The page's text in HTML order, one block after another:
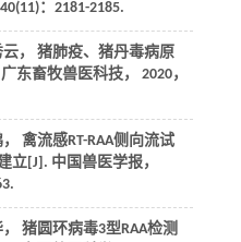
40(11)：2181-2185.
， 猪肺疫、猪丹毒病原
广东畜牧兽医科技， 2020，
禽流感RT-RAA侧向流试
立[J]. 中国兽医学报，
猪圆环病毒3型RAA检测